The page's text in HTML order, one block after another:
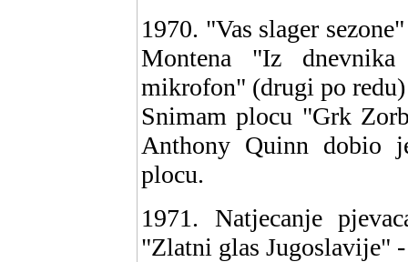
1970. "Vas slager
Montena "Iz
mikrofon" (drugi po
Snimam plocu "Grk
Anthony Quinn dobio
plocu.
1971. Natjecanje
"Zlatni glas Jugoslavije"